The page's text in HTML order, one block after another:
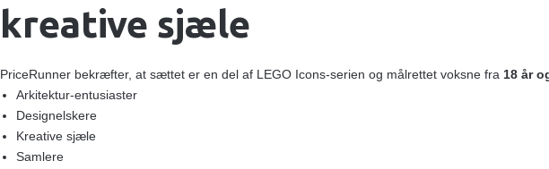
kreative sjæle
PriceRunner bekræfter, at sættet er en del af LEGO Icons‑serien og målrettet voksne fra18 år
Arkitektur‑entusiaster
Designelskere
Kreative sjæle
Samlere